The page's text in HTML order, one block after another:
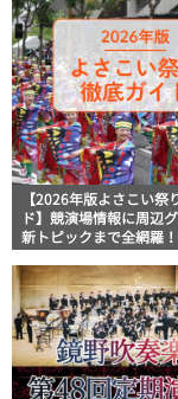
【2026年版よさこい祭
ド】競演場情報に周辺
新トピックまで全網羅
全版